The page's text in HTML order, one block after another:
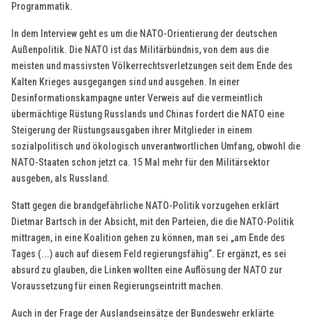
Programmatik.
In dem Interview geht es um die NATO-Orientierung der deutschen
Außenpolitik. Die NATO ist das Militärbündnis, von dem aus die
meisten und massivsten Völkerrechtsverletzungen seit dem Ende des
Kalten Krieges ausgegangen sind und ausgehen. In einer
Desinformationskampagne unter Verweis auf die vermeintlich
übermächtige Rüstung Russlands und Chinas fordert die NATO eine
Steigerung der Rüstungsausgaben ihrer Mitglieder in einem
sozialpolitisch und ökologisch unverantwortlichen Umfang, obwohl die
NATO-Staaten schon jetzt ca. 15 Mal mehr für den Militärsektor
ausgeben, als Russland.
Statt gegen die brandgefährliche NATO-Politik vorzugehen erklärt
Dietmar Bartsch in der Absicht, mit den Parteien, die die NATO-Politik
mittragen, in eine Koalition gehen zu können, man sei „am Ende des
Tages (...) auch auf diesem Feld regierungsfähig“. Er ergänzt, es sei
absurd zu glauben, die Linken wollten eine Auflösung der NATO zur
Voraussetzung für einen Regierungseintritt machen.
Auch in der Frage der Auslandseinsätze der Bundeswehr erklärte